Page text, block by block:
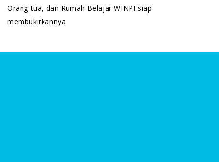
Orang tua, dan Rumah Belajar WINPI siap
membukitkannya.